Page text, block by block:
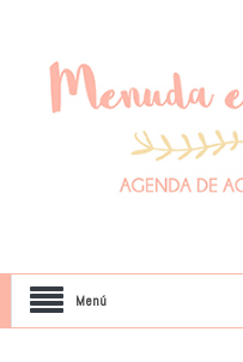
Menú